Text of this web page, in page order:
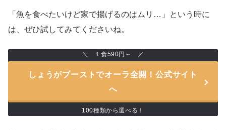
「魚を食べたいけど家で揚げるのはムリ…」という時に
は、ぜひ試してみてくださいね。
１食590円～
しょうがブーストでオーラ全開！公式サイト
へ
100種類から選べる！